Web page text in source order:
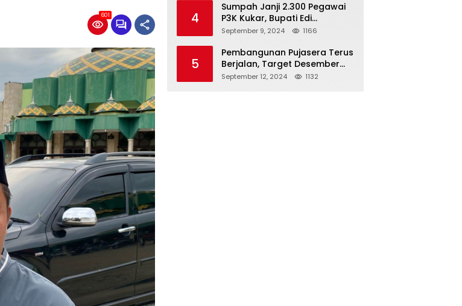
601 4
Sumpah Janji 2.300 Pegawai
P3K Kukar, Bupati Edi
Damansyah Ingatkan
September 9, 2024 1166
5
Pembangunan Pujasera Terus
Berjalan, Target Desember
2024 Rampung
September 12, 2024 1132